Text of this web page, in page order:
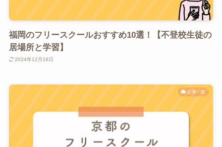
福岡のフリースクールおすすめ10選！【不登校生徒の
居場所と学習】
2024年12月16日
記事一覧